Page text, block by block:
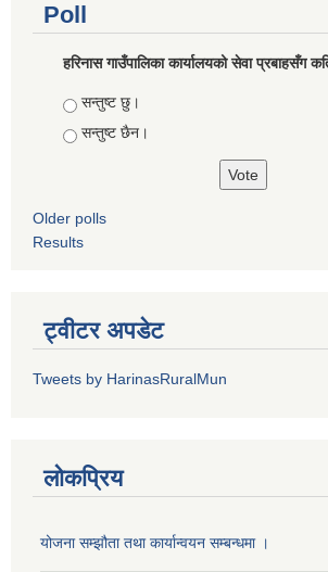
Poll
हरिनास गाउँपालिका कार्यालयको सेवा प्रबाहसँग
Choices
सन्तुष्ट छु।
सन्तुष्ट छैन।
Older polls
Results
ट्वीटर अपडेट
Tweets by HarinasRuralMun
लोकप्रिय
योजना सम्झौता तथा कार्यान्वयन सम्बन्धमा ।